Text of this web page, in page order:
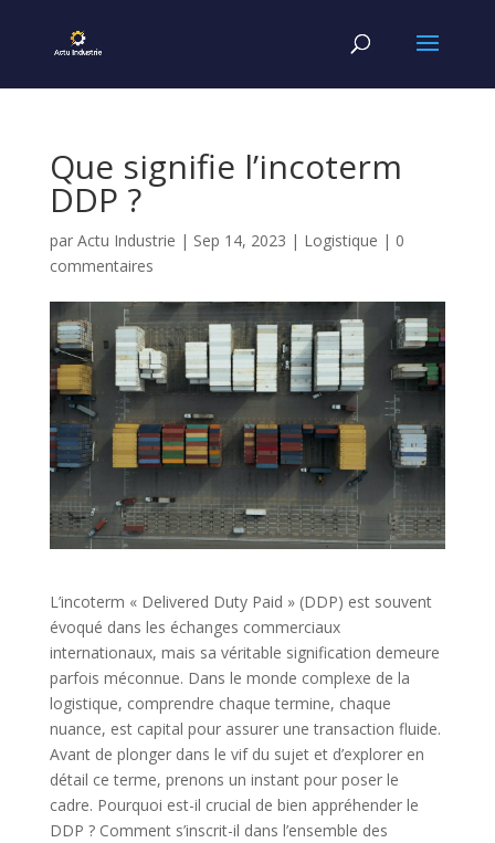
Que signifie l’incoterm
DDP ?
par Actu Industrie | Sep 14, 2023 | Logistique | 0
commentaires
L’incoterm « Delivered Duty Paid » (DDP) est souvent
évoqué dans les échanges commerciaux
internationaux, mais sa véritable signification demeure
parfois méconnue. Dans le monde complexe de la
logistique, comprendre chaque termine, chaque
nuance, est capital pour assurer une transaction fluide.
Avant de plonger dans le vif du sujet et d’explorer en
détail ce terme, prenons un instant pour poser le
cadre. Pourquoi est-il crucial de bien appréhender le
DDP ? Comment s’inscrit-il dans l’ensemble des